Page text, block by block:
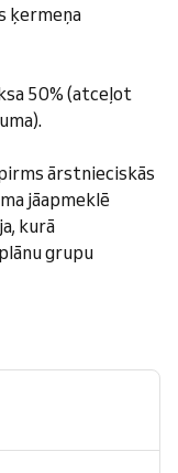
ķermeņa
50% (atceļot
ārstnieciskās
jāapmeklē
kurā
grupu